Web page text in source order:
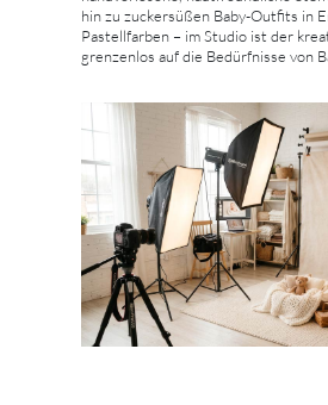
hin zu zuckersüßen Baby-Outfits in
Pastellfarben – im Studio ist der
grenzenlos auf die Bedürfnisse von